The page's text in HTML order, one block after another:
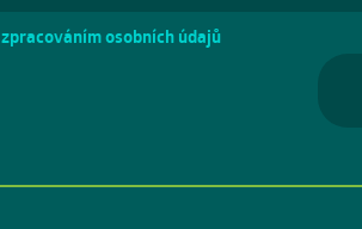
zpracováním osobních údajů